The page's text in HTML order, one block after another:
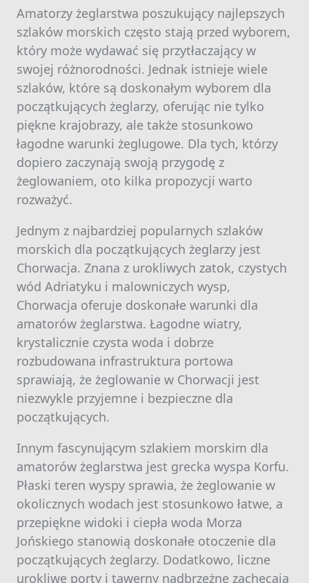
Amatorzy żeglarstwa poszukujący najlepszych
szlaków morskich często stają przed wyborem,
który może wydawać się przytłaczający w
swojej różnorodności. Jednak istnieje wiele
szlaków, które są doskonałym wyborem dla
początkujących żeglarzy, oferując nie tylko
piękne krajobrazy, ale także stosunkowo
łagodne warunki żeglugowe. Dla tych, którzy
dopiero zaczynają swoją przygodę z
żeglowaniem, oto kilka propozycji warto
rozważyć.
Jednym z najbardziej popularnych szlaków
morskich dla początkujących żeglarzy jest
Chorwacja. Znana z urokliwych zatok, czystych
wód Adriatyku i malowniczych wysp,
Chorwacja oferuje doskonałe warunki dla
amatorów żeglarstwa. Łagodne wiatry,
krystalicznie czysta woda i dobrze
rozbudowana infrastruktura portowa
sprawiają, że żeglowanie w Chorwacji jest
niezwykle przyjemne i bezpieczne dla
początkujących.
Innym fascynującym szlakiem morskim dla
amatorów żeglarstwa jest grecka wyspa Korfu.
Płaski teren wyspy sprawia, że żeglowanie w
okolicznych wodach jest stosunkowo łatwe, a
przepiękne widoki i ciepła woda Morza
Jońskiego stanowią doskonałe otoczenie dla
początkujących żeglarzy. Dodatkowo, liczne
urokliwe porty i tawerny nadbrzeżne zachęcają